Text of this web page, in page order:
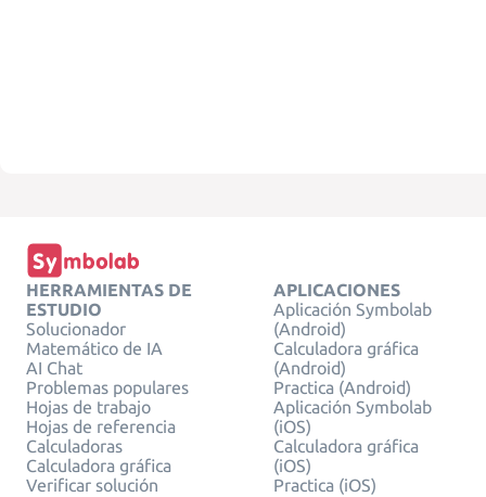
HERRAMIENTAS DE
ESTUDIO
Solucionador
Matemático de IA
AI Chat
Problemas populares
Hojas de trabajo
Hojas de referencia
Calculadoras
Calculadora gráfica
Verificar solución
APLICACIONES
Aplicación Symbolab
(Android)
Calculadora gráfica
(Android)
Practica (Android)
Aplicación Symbolab
(iOS)
Calculadora gráfica
(iOS)
Practica (iOS)